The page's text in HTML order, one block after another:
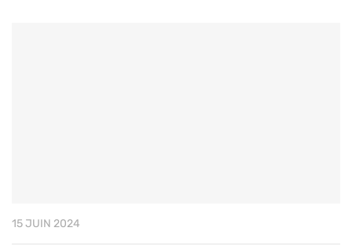
15 JUIN 2024